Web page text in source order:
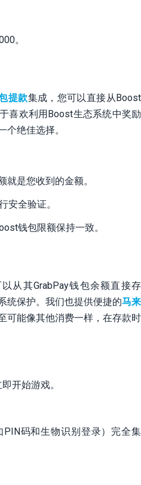
。
提款集成，您可以直接从Boost
喜欢利用Boost生态系统中奖励
个绝佳选择。
是您收到的金额。
安全验证。
钱包限额保持一致。
从其GrabPay钱包余额直接存
统保护。我们也提供便捷的马来
可能像其他消费一样，在存款时
开始游戏。
PIN码和生物识别登录）完全集